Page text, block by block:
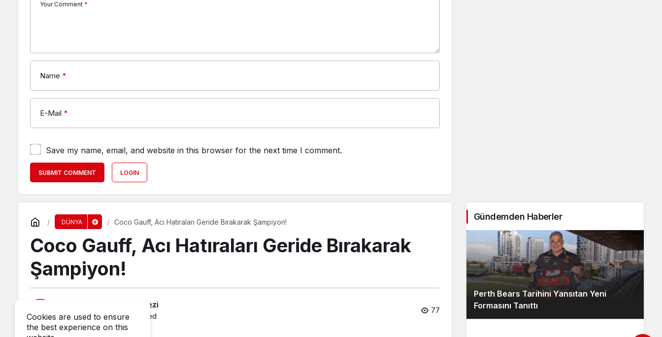
Your Comment *
Name *
E-Mail *
Save my name, email, and website in this browser for the next time I comment.
SUBMIT COMMENT LOGIN
DÜNYA Coco Gauff, Acı Hatıraları Geride Bırakarak Şampiyon!
Coco Gauff, Acı Hatıraları Geride Bırakarak
Şampiyon!
Haber Merkezi
8 June 2025, 07:25published
77
Gündemden Haberler
Perth Bears Tarihini Yansıtan Yeni
Formasını Tanıttı
Cookies are used to ensure
the best experience on this